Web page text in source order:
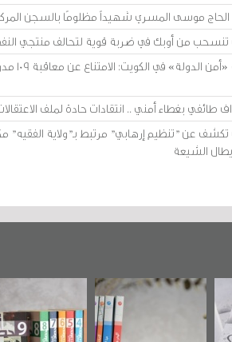
الحاج موسى المسري شهيداً مظلومًا بالسجن
تنسحب من أوبك في ضربة قوية لتحالف منتجي
طائفي بغطاء أمني .. انتقادات حادة لملف
تكشف عن "تنظيم إرهابي" مرتبط بـ"ولاية
الشيعة
تصنيف موضوعي
للوثائق البريطانية
يقدمه «مركز أوال»
تصدر حصاد
الساحات 2019